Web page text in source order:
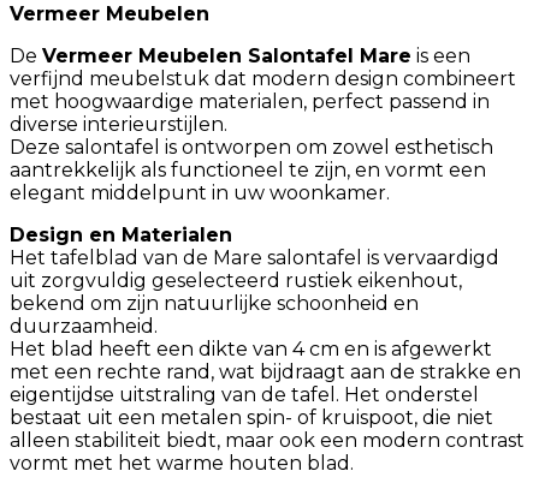
Vermeer Meubelen
De Vermeer Meubelen Salontafel Mare is een
verfijnd meubelstuk dat modern design combineert
met hoogwaardige materialen, perfect passend in
diverse interieurstijlen.
Deze salontafel is ontworpen om zowel esthetisch
aantrekkelijk als functioneel te zijn, en vormt een
elegant middelpunt in uw woonkamer.
Design en Materialen
Het tafelblad van de Mare salontafel is vervaardigd
uit zorgvuldig geselecteerd rustiek eikenhout,
bekend om zijn natuurlijke schoonheid en
duurzaamheid.
Het blad heeft een dikte van 4 cm en is afgewerkt
met een rechte rand, wat bijdraagt aan de strakke en
eigentijdse uitstraling van de tafel. Het onderstel
bestaat uit een metalen spin- of kruispoot, die niet
alleen stabiliteit biedt, maar ook een modern contrast
vormt met het warme houten blad.